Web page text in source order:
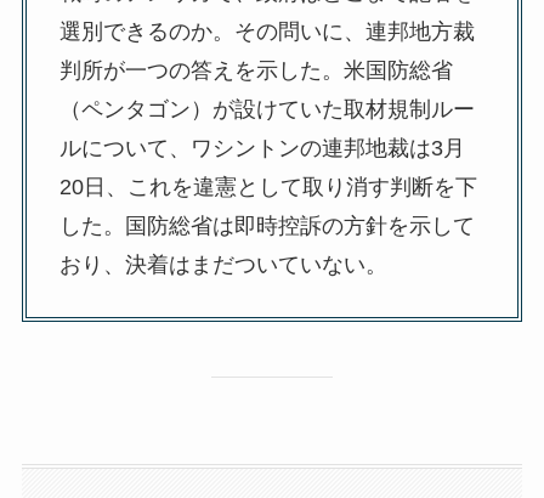
選別できるのか。その問いに、連邦地方裁
判所が一つの答えを示した。米国防総省
（ペンタゴン）が設けていた取材規制ルー
ルについて、ワシントンの連邦地裁は3月
20日、これを違憲として取り消す判断を下
した。国防総省は即時控訴の方針を示して
おり、決着はまだついていない。